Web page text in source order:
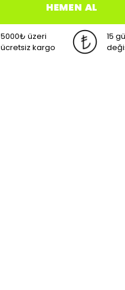
HEMEN AL
5000₺ üzeri
ücretsiz kargo
15